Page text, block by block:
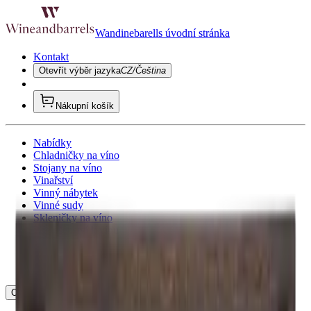
Wandinebarells úvodní stránka
Kontakt
Otevřít výběr jazykaCZ/Čeština
Nákupní košík
Nabídky
Chladničky na víno
Stojany na víno
Vinařství
Vinný nábytek
Vinné sudy
Skleničky na víno
Otevřít navigaci